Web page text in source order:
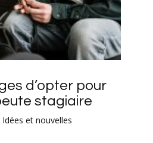
d’opter pour
stagiaire
Idées et nouvelles